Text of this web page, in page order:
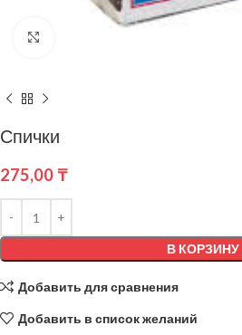
Спички
275,00 ₸
В КОРЗИНУ
Добавить для сравнения
Добавить в список желаний